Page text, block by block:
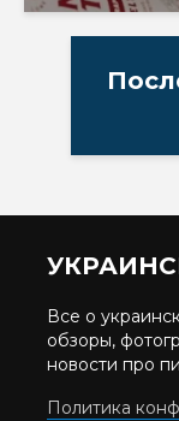
Все о
обзоры,
новости про
Политика